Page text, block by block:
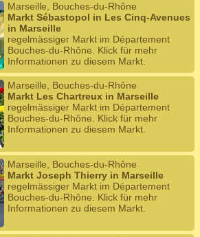
Marseille, Bouches-du-Rhône
Markt Sébastopol in Les Cinq-Avenues
in Marseille
regelmässiger Markt im Département
Bouches-du-Rhône. Klick für mehr
Informationen zu diesem Markt.
Marseille, Bouches-du-Rhône
Markt Les Chartreux in Marseille
regelmässiger Markt im Département
Bouches-du-Rhône. Klick für mehr
Informationen zu diesem Markt.
Marseille, Bouches-du-Rhône
Markt Joseph Thierry in Marseille
regelmässiger Markt im Département
Bouches-du-Rhône. Klick für mehr
Informationen zu diesem Markt.